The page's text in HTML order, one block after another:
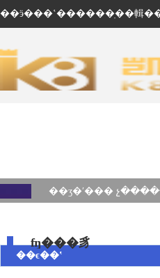
��ʒ�ʹ���
ʩ���豸
��ϵ��ʽ